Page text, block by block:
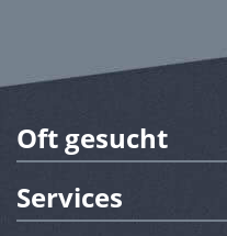
Oft gesucht
Services